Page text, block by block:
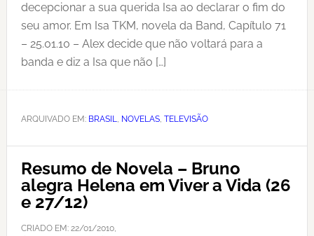
decepcionar a sua querida Isa ao declarar o fim do
seu amor. Em Isa TKM, novela da Band, Capítulo 71
– 25.01.10 – Alex decide que não voltará para a
banda e diz a Isa que não […]
ARQUIVADO EM: BRASIL, NOVELAS, TELEVISÃO
Resumo de Novela – Bruno
alegra Helena em Viver a Vida (26
e 27/12)
CRIADO EM: 22/01/2010,